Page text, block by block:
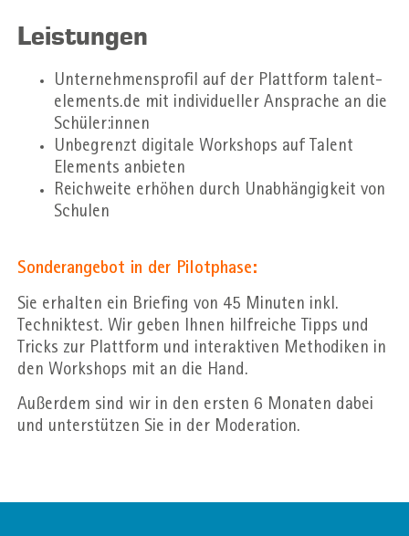
Leistungen
Unternehmensprofil auf der Plattform talent-
elements.de mit individueller Ansprache an die
Schüler:innen
Unbegrenzt digitale Workshops auf Talent
Elements anbieten
Reichweite erhöhen durch Unabhängigkeit von
Schulen
Sonderangebot in der Pilotphase:
Sie erhalten ein Briefing von 45 Minuten inkl.
Techniktest. Wir geben Ihnen hilfreiche Tipps und
Tricks zur Plattform und interaktiven Methodiken in
den Workshops mit an die Hand.
Außerdem sind wir in den ersten 6 Monaten dabei
und unterstützen Sie in der Moderation.